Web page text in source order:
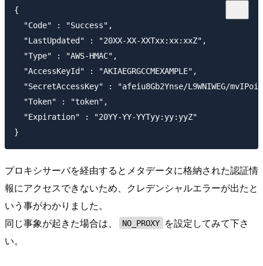
{
  "Code" : "Success",
  "LastUpdated" : "20XX-XX-XXTxx:xx:xxZ",
  "Type" : "AWS-HMAC",
  "AccessKeyId" : "AKIAEGRGCCMEXAMPLE",
"SecretAccessKey" : "afeiu8Gb2Ynse/L9WNIWEG/
  "Token" : "token",
  "Expiration" : "20YY-YY-YYTyy:yy:yyZ"
プロキシサーバを経由するとメタデータに格納された認証情
報にアクセスできないため、クレデンシャルエラーが出たと
いう事がわかりました。
同じ事象が起きた場合は、
NO_PROXY
を設定してみて下さ
い。